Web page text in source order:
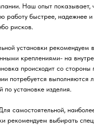
Наш опыт показывает,
работу быстрее, надежнее и
рисков.
установки рекомендуем
креплениями- на
происходит со
потребуется выполняются
по установке изделия.
самостоятельной,
рекомендуем выбирать